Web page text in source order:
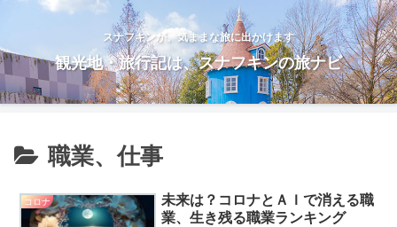
スナフキンが、気ままな旅に出かけます
観光地・旅行記は、スナフキンの旅ナビ
職業、仕事
コロナ
未来は？コロナとＡＩで消える職
業、生き残る職業ランキング